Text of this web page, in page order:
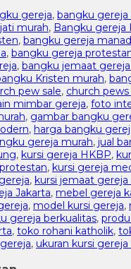
gereja, bangku
murah, Bangku gereja
, bangku gereja
, bangku gereja
, bangku jemaat
Kristen murah,
pew sale, church pews
mimbar gereja, foto
, gambar bangku
, harga bangku
gereja murah, jual
, kursi gereja HKBP,
, kursi gereja
, kursi jemaat
Jakarta, mebel gereja
, model kursi gereja,
gereja berkualitas,
, toko rohani katholik,
, ukuran kursi